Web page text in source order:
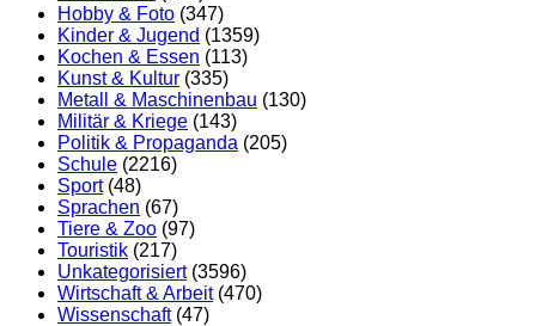
Hobby & Foto (347)
Kinder & Jugend (1359)
Kochen & Essen (113)
Kunst & Kultur (335)
Metall & Maschinenbau (130)
Militär & Kriege (143)
Politik & Propaganda (205)
Schule (2216)
Sport (48)
Sprachen (67)
Tiere & Zoo (97)
Touristik (217)
Unkategorisiert (3596)
Wirtschaft & Arbeit (470)
Wissenschaft (47)